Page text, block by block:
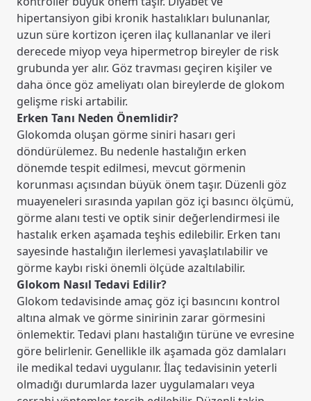
hipertansiyon gibi kronik hastalıkları bulunanlar,
uzun süre kortizon içeren ilaç kullananlar ve ileri
derecede miyop veya hipermetrop bireyler de risk
grubunda yer alır. Göz travması geçiren kişiler ve
daha önce göz ameliyatı olan bireylerde de glokom
gelişme riski artabilir.
Erken Tanı Neden Önemlidir?
Glokomda oluşan görme siniri hasarı geri
döndürülemez. Bu nedenle hastalığın erken
dönemde tespit edilmesi, mevcut görmenin
korunması açısından büyük önem taşır. Düzenli göz
muayeneleri sırasında yapılan göz içi basıncı ölçümü,
görme alanı testi ve optik sinir değerlendirmesi ile
hastalık erken aşamada teşhis edilebilir. Erken tanı
sayesinde hastalığın ilerlemesi yavaşlatılabilir ve
görme kaybı riski önemli ölçüde azaltılabilir.
Glokom Nasıl Tedavi Edilir?
Glokom tedavisinde amaç göz içi basıncını kontrol
altına almak ve görme sinirinin zarar görmesini
önlemektir. Tedavi planı hastalığın türüne ve evresine
göre belirlenir. Genellikle ilk aşamada göz damlaları
ile medikal tedavi uygulanır. İlaç tedavisinin yeterli
olmadığı durumlarda lazer uygulamaları veya